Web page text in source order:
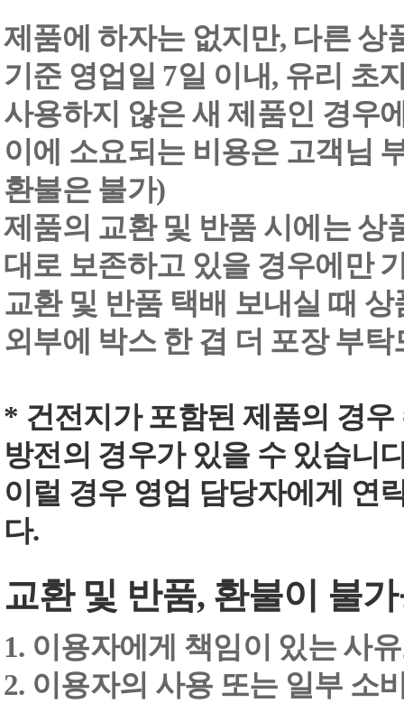
제품에 하자는 없지만, 다른 상
기준 영업일 7일 이내, 유리 초
사용하지 않은 새 제품인 경우
이에 소요되는 비용은 고객님
환불은 불가)
제품의 교환 및 반품 시에는 상
대로 보존하고 있을 경우에만
교환 및 반품 택배 보내실 때
외부에 박스 한 겹 더 포장 부탁
* 건전지가 포함된 제품의 경
방전의 경우가 있을 수 있습니
이럴 경우 영업 담당자에게 연
다.
교환 및 반품, 환불이 불
1. 이용자에게 책임이 있는 사
2. 이용자의 사용 또는 일부 소